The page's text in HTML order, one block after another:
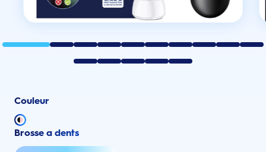
Couleur
Brosse a dents